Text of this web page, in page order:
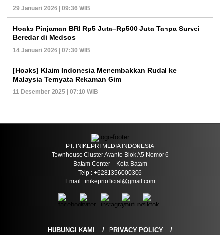
29 Januari 2026 | 09:36 WIB
Hoaks Pinjaman BRI Rp5 Juta–Rp500 Juta Tanpa Survei
Beredar di Medsos
14 Januari 2026 | 07:30 WIB
[Hoaks] Klaim Indonesia Menembakkan Rudal ke
Malaysia Ternyata Rekaman Gim
11 Desember 2025 | 07:10 WIB
PT. INIKEPRI MEDIA INDONESIA
Townhouse Cluster Avante Blok A5 Nomor 6
Batam Center – Kota Batam
Telp : +6281356000306
Email : inikepriofficial@gmail.com
HUBUNGI KAMI PRIVACY POLICY